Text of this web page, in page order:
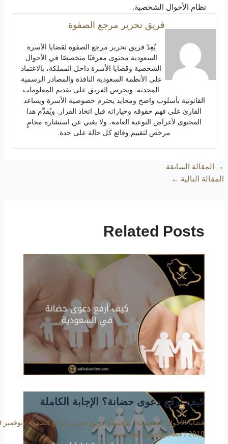
نظام الأحوال الشخصية.
فريق تحرير مرجع الصفوة
يُعِدّ فريق تحرير مرجع الصفوة لقضايا الأسرة
السعودية محتوى معرفيًا متخصصًا في الأحوال
الشخصية وقضايا الأسرة داخل المملكة، بالاعتماد
على الأنظمة السعودية النافذة والمصادر الرسمية
المحدثة. ويحرص الفريق على تقديم المعلومات
القانونية بأسلوب واضح ومحايد يحترم خصوصية الأسرة ويساعد
القارئ على فهم حقوقه وخياراته قبل اتخاذ القرار. ويُقدَّم هذا
المحتوى لأغراض التوعية العامة، ولا يغني عن استشارة محامٍ
مرخص لتقييم وقائع كل حالة على حدة.
→ المقالة السابقة
المقالة التالية ←
Related Posts
كيف أرفع دعوى حضانة؟ الإجابة الكاملة
قضايا الأحوال الشخصية / بواسطة فريق تحرير مرجع الصفوة/
2019
/قضايا الأحوال الشخصية